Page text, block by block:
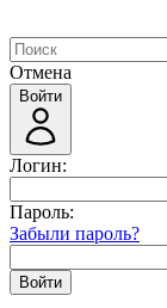
Отмена
Войти
Логин:
Пароль:
Забыли пароль?
Войти